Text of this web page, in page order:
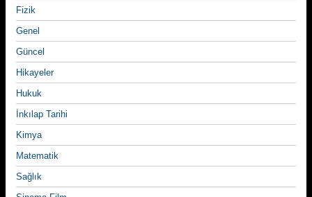
Fizik
Genel
Güncel
Hikayeler
Hukuk
İnkılap Tarihi
Kimya
Matematik
Sağlık